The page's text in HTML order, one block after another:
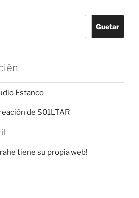
Guetar
Estanco
de S01LTAR
tiene su propia web!